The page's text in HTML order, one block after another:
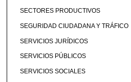
SECTORES PRODUCTIVOS
SEGURIDAD CIUDADANA Y TRÁFICO
SERVICIOS JURÍDICOS
SERVICIOS PÚBLICOS
SERVICIOS SOCIALES